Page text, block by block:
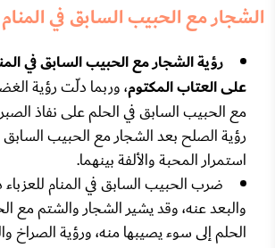
الشجار مع الحبيب السابق في المنام
رؤية الشجار مع الحبيب السابق في
على العتاب المكتوم، وربما دلّت رؤية
مع الحبيب السابق في الحلم على نفاذ
رؤية الصلح بعد الشجار مع الحبيب
استمرار المحبة والألفة بينهما.
ضرب الحبيب السابق في المنام
والبعد عنه، وقد يشير الشجار والشتم مع
الحلم إلى سوء يصيبها منه، ورؤية الصراخ